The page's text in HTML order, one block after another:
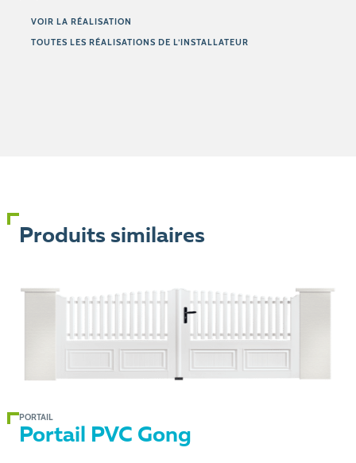
VOIR LA RÉALISATION
TOUTES LES RÉALISATIONS DE L’INSTALLATEUR
Produits similaires
PORTAIL
Portail PVC Gong